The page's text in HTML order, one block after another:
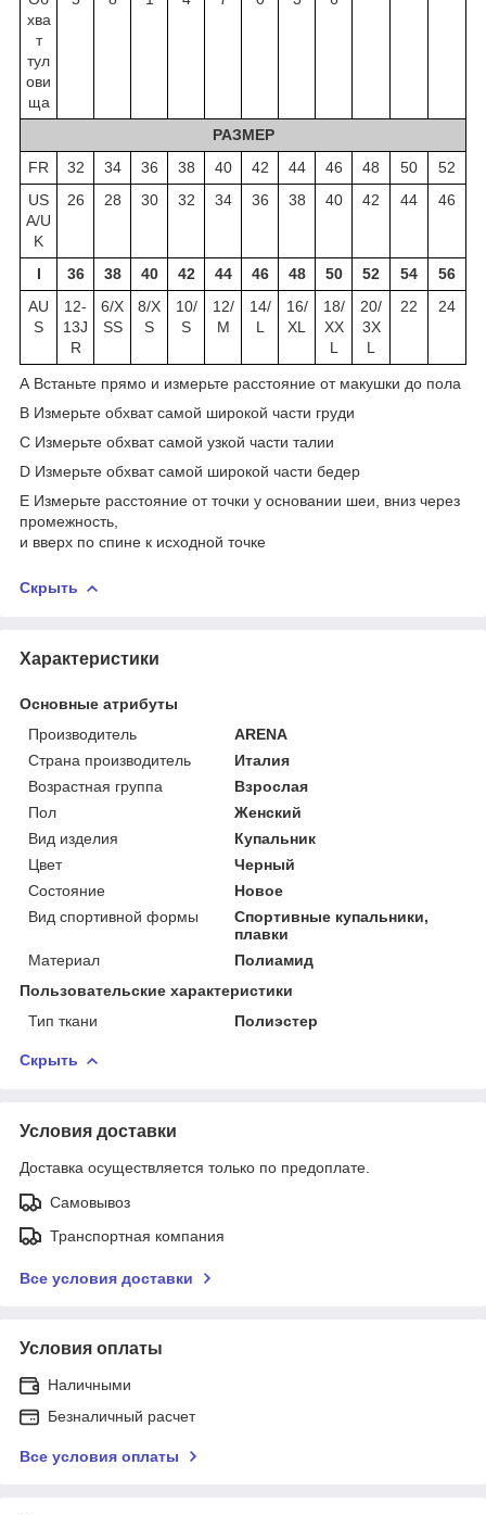
хва
т
тул
ови
ща
РАЗМЕР
FR
32 34 36 38 40 42 44 46 48 50
52
US
A/U
K
26 28 30 32 34 36 38 40 42 44 46
I 36 38 40 42 44 46 48 50 52 54
56
AU
S
12-
13J
R
6/X
SS
8/X
S
10/
S
12/
M
14/
L
16/
XL
18/
XX
L
20/
3X
L
22 24
A Встаньте прямо и измерьте расcтояние от макушки до пола
B Измерьте обхват самой широкой части груди
C Измерьте обхват самой узкой части талии
D Измерьте обхват самой широкой части бедер
E Измерьте расстояние от точки у основании шеи, вниз через
промежность,
и вверх по спине к исходной точке
Скрыть
Характеристики
Основные атрибуты
Производитель
ARENA
Страна производитель
Италия
Возрастная группа
Взрослая
Пол
Женский
Вид изделия
Купальник
Цвет
Черный
Состояние
Новое
Вид спортивной формы
Спортивные купальники,
плавки
Материал
Полиамид
Пользовательские характеристики
Тип ткани
Полиэстер
Скрыть
Условия доставки
Доставка осуществляется только по предоплате.
Самовывоз
Транспортная компания
Все условия доставки
Условия оплаты
Наличными
Безналичный расчет
Все условия оплаты